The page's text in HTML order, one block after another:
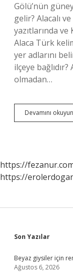
Gölü’nün
gelir? Alacalı
yazıtlarında
Alaca Türk
yer adlarını
ilçeye
olmadan…
Devamını okuyun
https://
https://
Sidebar
Son Yazılar
Beyaz giysiler için
Ağustos 6, 2026